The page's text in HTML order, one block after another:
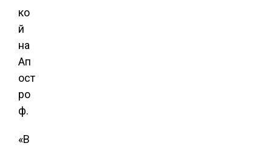
ко
й
на
Ап
ост
ро
ф.
«В